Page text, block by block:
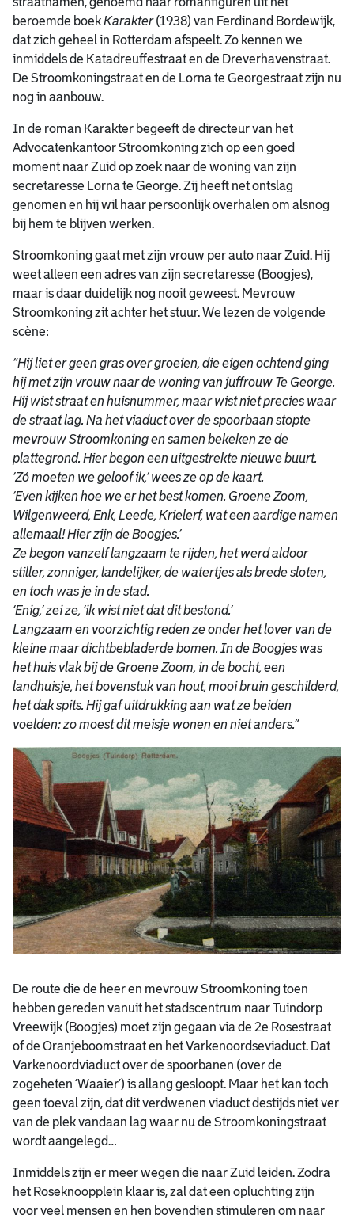
beroemde boekKarakter(1938) van Ferdinand Bordewijk,
dat zich geheel in Rotterdam afspeelt. Zo kennen we
inmiddels de Katadreuffestraat en de Dreverhavenstraat.
De Stroomkoningstraat en de Lorna te Georgestraat zijn nu
nog in aanbouw.
In de roman Karakter begeeft de directeur van het
Advocatenkantoor Stroomkoning zich op een goed
moment naar Zuid op zoek naar de woning van zijn
secretaresse Lorna te George. Zij heeft net ontslag
genomen en hij wil haar persoonlijk overhalen om alsnog
bij hem te blijven werken.
Stroomkoning gaat met zijn vrouw per auto naar Zuid. Hij
weet alleen een adres van zijn secretaresse (Boogjes),
maar is daar duidelijk nog nooit geweest. Mevrouw
Stroomkoning zit achter het stuur. We lezen de volgende
scène:
“Hij liet er geen gras over groeien, die eigen ochtend ging
hij met zijn vrouw naar de woning van juffrouw Te George.
Hij wist straat en huisnummer, maar wist niet precies waar
de straat lag. Na het viaduct over de spoorbaan stopte
mevrouw Stroomkoning en samen bekeken ze de
plattegrond. Hier begon een uitgestrekte nieuwe buurt.
‘Zó moeten we geloof ik,’ wees ze op de kaart.
‘Even kijken hoe we er het best komen. Groene Zoom,
Wilgenweerd, Enk, Leede, Krielerf, wat een aardige namen
allemaal! Hier zijn de Boogjes.’
Ze begon vanzelf langzaam te rijden, het werd aldoor
stiller, zonniger, landelijker, de watertjes als brede sloten,
en toch was je in de stad.
‘Enig,’ zei ze, ‘ik wist niet dat dit bestond.’
Langzaam en voorzichtig reden ze onder het lover van de
kleine maar dichtbebladerde bomen. In de Boogjes was
het huis vlak bij de Groene Zoom, in de bocht, een
landhuisje, het bovenstuk van hout, mooi bruin geschilderd,
het dak spits. Hij gaf uitdrukking aan wat ze beiden
voelden: zo moest dit meisje wonen en niet anders.”
De route die de heer en mevrouw Stroomkoning toen
hebben gereden vanuit het stadscentrum naar Tuindorp
Vreewijk (Boogjes) moet zijn gegaan via de 2e Rosestraat
of de Oranjeboomstraat en het Varkenoordseviaduct. Dat
Varkenoordviaduct over de spoorbanen (over de
zogeheten ‘Waaier’) is allang gesloopt. Maar het kan toch
geen toeval zijn, dat dit verdwenen viaduct destijds niet ver
van de plek vandaan lag waar nu de Stroomkoningstraat
wordt aangelegd…
Inmiddels zijn er meer wegen die naar Zuid leiden. Zodra
het Roseknoopplein klaar is, zal dat een opluchting zijn
voor veel mensen en hen bovendien stimuleren om naar